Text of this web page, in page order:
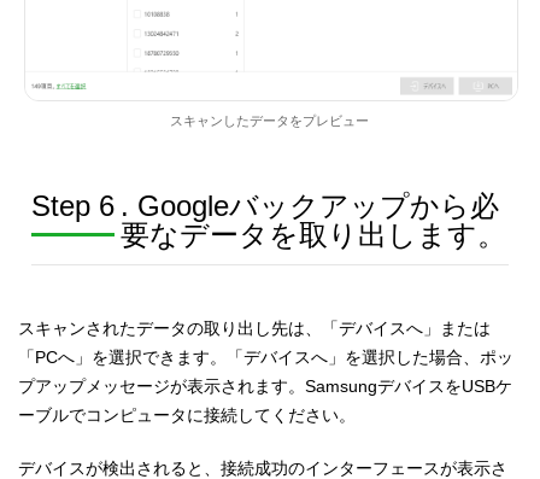
スキャンしたデータをプレビュー
Step 6 . Googleバックアップから必
要なデータを取り出します。
スキャンされたデータの取り出し先は、「デバイスへ」または
「PCへ」を選択できます。「デバイスへ」を選択した場合、ポッ
プアップメッセージが表示されます。SamsungデバイスをUSBケ
ーブルでコンピュータに接続してください。
デバイスが検出されると、接続成功のインターフェースが表示さ